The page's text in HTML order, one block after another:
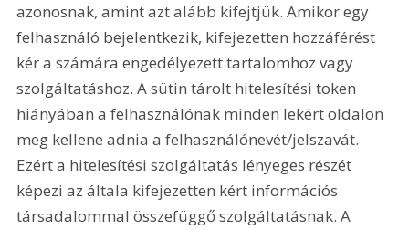
azonosnak, amint azt alább kifejtjük. Amikor egy
felhasználó bejelentkezik, kifejezetten hozzáférést
kér a számára engedélyezett tartalomhoz vagy
szolgáltatáshoz. A sütin tárolt hitelesítési token
hiányában a felhasználónak minden lekért oldalon
meg kellene adnia a felhasználónevét/jelszavát.
Ezért a hitelesítési szolgáltatás lényeges részét
képezi az általa kifejezetten kért információs
társadalommal összefüggő szolgáltatásnak. A